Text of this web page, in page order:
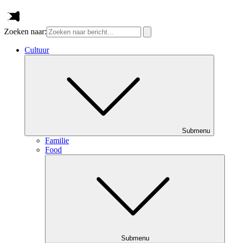
Zoeken naar:
Cultuur
Submenu
Familie
Food
Submenu